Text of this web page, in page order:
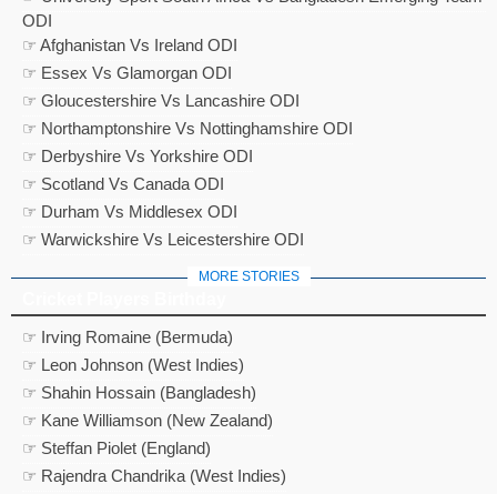
ODI
☞ Afghanistan Vs Ireland ODI
☞ Essex Vs Glamorgan ODI
☞ Gloucestershire Vs Lancashire ODI
☞ Northamptonshire Vs Nottinghamshire ODI
☞ Derbyshire Vs Yorkshire ODI
☞ Scotland Vs Canada ODI
☞ Durham Vs Middlesex ODI
☞ Warwickshire Vs Leicestershire ODI
MORE STORIES
☞ Irving Romaine (Bermuda)
☞ Leon Johnson (West Indies)
☞ Shahin Hossain (Bangladesh)
☞ Kane Williamson (New Zealand)
☞ Steffan Piolet (England)
☞ Rajendra Chandrika (West Indies)